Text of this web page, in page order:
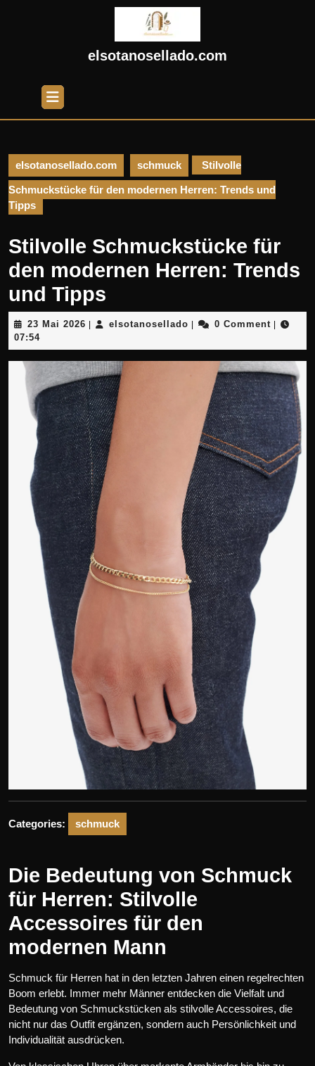
elsotanosellado.com
Open
Button
elsotanosellado.com schmuck Stilvolle
Schmuckstücke für den modernen Herren: Trends und
Tipps
Stilvolle Schmuckstücke für
den modernen Herren: Trends
und Tipps
23 Mai 2026 23
2026
| elsotanosellado elsotanosellado
| 0 Comment |
07:54
Categories: schmuck
Die Bedeutung von Schmuck
für Herren: Stilvolle
Accessoires für den
modernen Mann
Schmuck für Herren hat in den letzten Jahren einen regelrechten
Boom erlebt. Immer mehr Männer entdecken die Vielfalt und
Bedeutung von Schmuckstücken als stilvolle Accessoires, die
nicht nur das Outfit ergänzen, sondern auch Persönlichkeit und
Individualität ausdrücken.